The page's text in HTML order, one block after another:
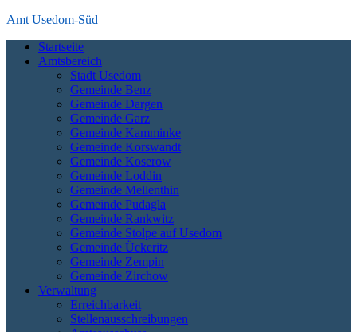
Skip
content
Amt Usedom-Süd
Das Amt Usedom-Süd ist die Verwaltung für einen großen Bereich
auf der Insel Usedom. Es erstreckt sich vom Seebad Zempin im
Nordwesten bis an die polnische Grenze bei Garz und Kamminke im
Osten und die Zecheriner Brücke im Süden der Insel.
Startseite
Amtsbereich
Stadt Usedom
Gemeinde Benz
Gemeinde Dargen
Gemeinde Garz
Gemeinde Kamminke
Gemeinde Korswandt
Gemeinde Koserow
Gemeinde Loddin
Gemeinde Mellenthin
Gemeinde Pudagla
Gemeinde Rankwitz
Gemeinde Stolpe auf Usedom
Gemeinde Ückeritz
Gemeinde Zempin
Gemeinde Zirchow
Verwaltung
Erreichbarkeit
Stellenausschreibungen